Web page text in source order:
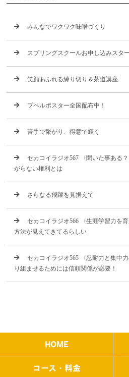
みんなでワクワク味噌づくり
スプリングスクールお申し込みスタ
笑顔あふれる練り切り＆茶道講座
プペルポスター全国配布中！
苦手で繋がり、得意で輝く
セカコイラジオ567 〈聞いた事ある
がらない権利とは
さらなる飛躍を見据えて
セカコイラジオ566 〈生涯学習力を
方法が見えてきてるらしい
セカコイラジオ565 〈忍耐力と集中
り組ませるためには信頼関係が必要！
HOME
コース・料金